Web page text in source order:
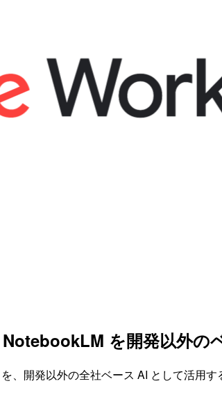
を開発以外の
開発以外の全社ベース AI として活用